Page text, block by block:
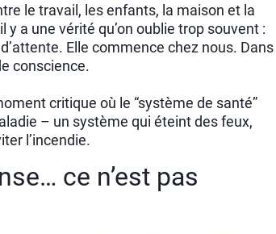
le travail, les enfants, la maison et la
y a une vérité qu’on oublie trop souvent :
Elle commence chez nous. Dans
conscience.
critique où le “système de santé”
– un système qui éteint des feux,
l’incendie.
ce n’est pas